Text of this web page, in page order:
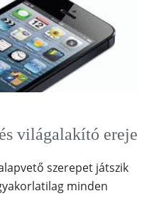
világalakító ereje
szerepet játszik
minden